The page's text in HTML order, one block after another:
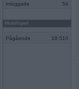
Inloggade 54
Mobilspel
Pågående 18 510